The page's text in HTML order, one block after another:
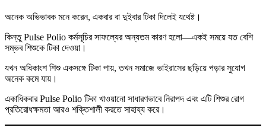
অনেক অভিভাবক মনে করেন, একবার বা দুইবার টিকা দিলেই যথেষ্ট।
কিন্তু Pulse Polio কর্মসূচির সাফল্যের অন্যতম কারণ হলো—একই সময়ে যত বেশি
সম্ভব শিশুকে টিকা দেওয়া।
যখন অধিকাংশ শিশু একসঙ্গে টিকা পায়, তখন সমাজে ভাইরাসের ছড়িয়ে পড়ার সুযোগ
অনেক কমে যায়।
একাধিকবার Pulse Polio টিকা খাওয়ানো সাধারণভাবে নিরাপদ এবং এটি শিশুর রোগ
প্রতিরোধক্ষমতা আরও শক্তিশালী করতে সাহায্য করে।